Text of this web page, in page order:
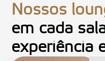
Nossos
em cada
experiência